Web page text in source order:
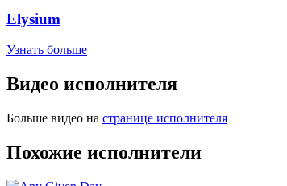
Elysium
Узнать больше
Видео исполнителя
Больше видео на странице исполнителя
Похожие исполнители